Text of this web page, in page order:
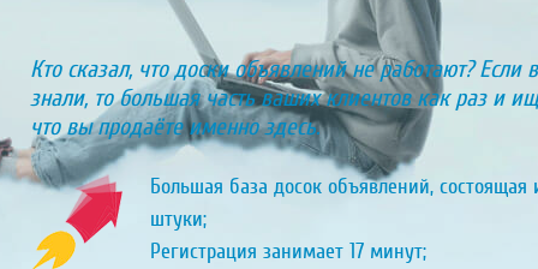
Кто сказал, что доски объявлений не работают? Если
знали, то большая часть ваших клиентов как раз и
что вы продаёте именно здесь.
Большая база досок объявлений, состоящая
штуки;
Регистрация занимает 17 минут;